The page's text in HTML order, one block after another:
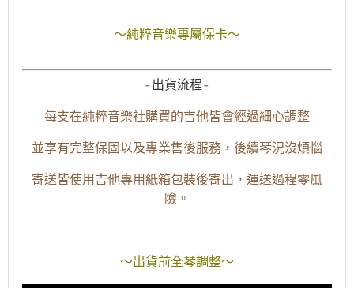
～純粹音樂專屬保卡～
-出貨流程-
每支在純粹音樂社購買的吉他皆會經過細心調整
並享有完整保固以及專業售後服務，後續琴況沒煩惱
寄送皆使用吉他專用紙箱包裝後寄出，運送過程零風
險。
～出貨前全琴調整～